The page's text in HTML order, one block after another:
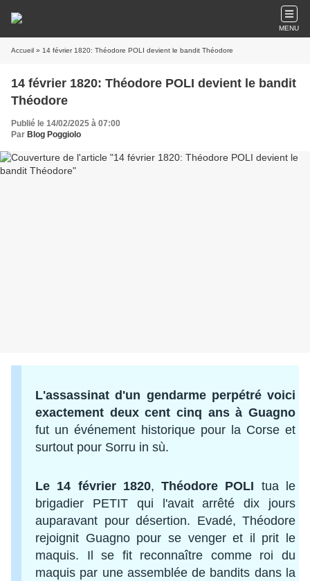
MENU
Accueil » 14 février 1820: Théodore POLI devient le bandit Théodore
14 février 1820: Théodore POLI devient le bandit
Théodore
Publié le 14/02/2025 à 07:00
Par Blog Poggiolo
L'assassinat d'un gendarme perpétré voici
exactement deux cent cinq ans à Guagno
fut un événement historique pour la Corse et
surtout pour Sorru in sù.
Le 14 février 1820, Théodore POLI tua le
brigadier PETIT qui l'avait arrêté dix jours
auparavant pour désertion. Evadé, Théodore
rejoignit Guagno pour se venger et il prit le
maquis. Il se fit reconnaître comme roi du
maquis par une assemblée de bandits dans la